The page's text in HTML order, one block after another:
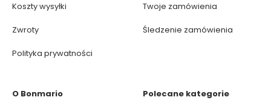
Koszty wysyłki
Zwroty
Polityka prywatności
Twoje zamówienia
Śledzenie zamówienia
O Bonmario
Polecane kategorie